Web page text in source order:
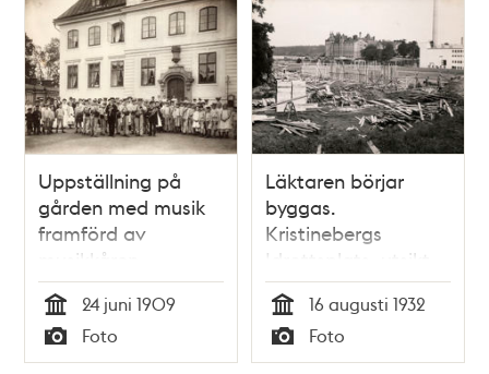
Uppställning på
gården med musik
framförd av
musikkåren.
Frimurarbarnhuset i
Kristineberg, 24 juni
1909
Tid
24 juni 1909
Typ
Foto
Läktaren börjar
byggas.
Kristinebergs
Idrottsplats, utsikt
mot Hornsberg, 16
augusti 1932.
Tid
16 augusti 1932
Typ
Foto